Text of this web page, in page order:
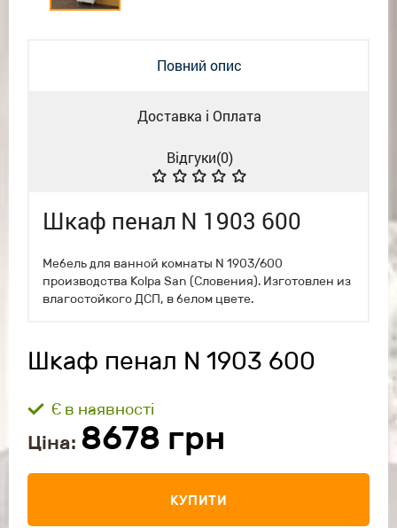
Повний опис
Доставка і Оплата
Відгуки(0)
Шкаф пенал N 1903 600
Мебель для ванной комнаты N 1903/600
производства Kolpa San (Словения). Изготовлен из
влагостойкого ДСП, в белом цвете.
Шкаф пенал N 1903 600
Є в наявності
Ціна: 8678 грн
КУПИТИ